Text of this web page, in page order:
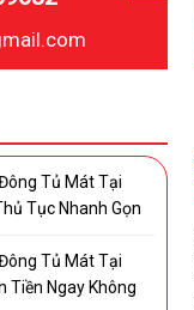
Tủ Mát Tại
Tục Nhanh Gọn
Tủ Mát Tại
Tiền Ngay Không